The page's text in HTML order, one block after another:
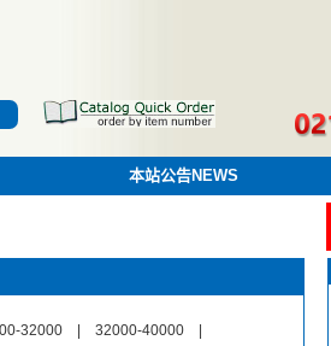
本站公告NEWS
32000 32000-40000|